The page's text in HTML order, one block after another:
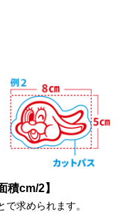
積cm/2】
求められます。